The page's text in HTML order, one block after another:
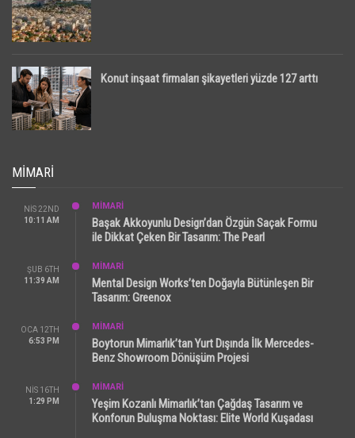
Konut inşaat firmaları şikayetleri yüzde 127 arttı
MIMARI
NIS 22ND
10:11 AM
MİMARİ
Başak Akkoyunlu Design’dan Özgün Saçak Formu
ile Dikkat Çeken Bir Tasarım: The Pearl
ŞUB 6TH
11:39 AM
MİMARİ
Mental Design Works’ten Doğayla Bütünleşen Bir
Tasarım: Greenox
OCA 12TH
6:53 PM
MİMARİ
Boytorun Mimarlık’tan Yurt Dışında İlk Mercedes-
Benz Showroom Dönüşüm Projesi
NIS 16TH
1:29 PM
MİMARİ
Yeşim Kozanlı Mimarlık’tan Çağdaş Tasarım ve
Konforun Buluşma Noktası: Elite World Kuşadası